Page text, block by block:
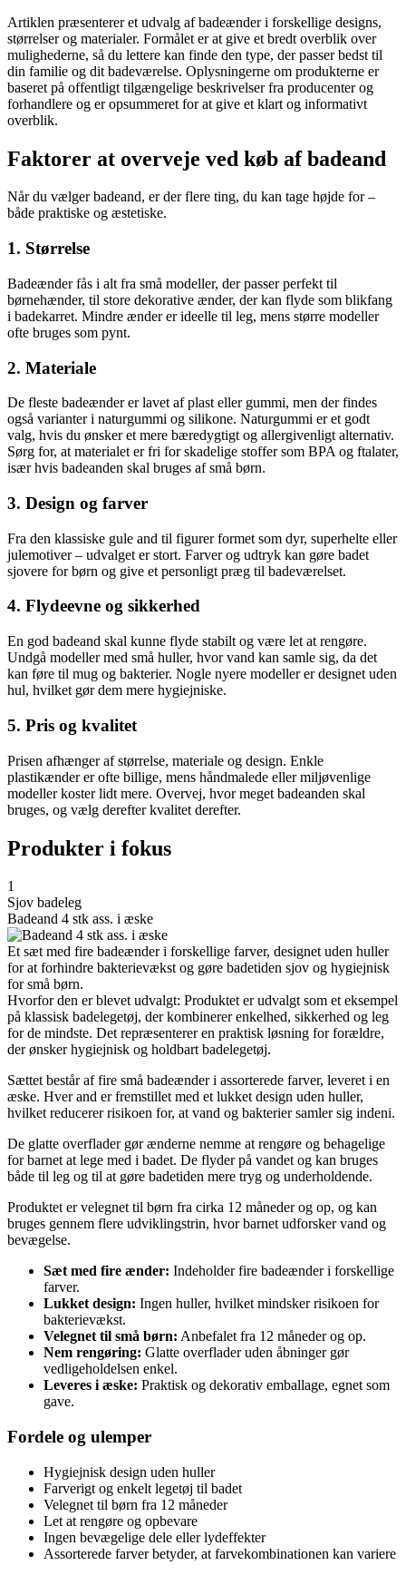
Artiklen præsenterer et udvalg af badeænder i forskellige designs,
størrelser og materialer. Formålet er at give et bredt overblik over
mulighederne, så du lettere kan finde den type, der passer bedst til
din familie og dit badeværelse. Oplysningerne om produkterne er
baseret på offentligt tilgængelige beskrivelser fra producenter og
forhandlere og er opsummeret for at give et klart og informativt
overblik.
Faktorer at overveje ved køb af badeand
Når du vælger badeand, er der flere ting, du kan tage højde for –
både praktiske og æstetiske.
1. Størrelse
Badeænder fås i alt fra små modeller, der passer perfekt til
børnehænder, til store dekorative ænder, der kan flyde som blikfang
i badekarret. Mindre ænder er ideelle til leg, mens større modeller
ofte bruges som pynt.
2. Materiale
De fleste badeænder er lavet af plast eller gummi, men der findes
også varianter i naturgummi og silikone. Naturgummi er et godt
valg, hvis du ønsker et mere bæredygtigt og allergivenligt alternativ.
Sørg for, at materialet er fri for skadelige stoffer som BPA og ftalater,
især hvis badeanden skal bruges af små børn.
3. Design og farver
Fra den klassiske gule and til figurer formet som dyr, superhelte eller
julemotiver – udvalget er stort. Farver og udtryk kan gøre badet
sjovere for børn og give et personligt præg til badeværelset.
4. Flydeevne og sikkerhed
En god badeand skal kunne flyde stabilt og være let at rengøre.
Undgå modeller med små huller, hvor vand kan samle sig, da det
kan føre til mug og bakterier. Nogle nyere modeller er designet uden
hul, hvilket gør dem mere hygiejniske.
5. Pris og kvalitet
Prisen afhænger af størrelse, materiale og design. Enkle
plastikænder er ofte billige, mens håndmalede eller miljøvenlige
modeller koster lidt mere. Overvej, hvor meget badeanden skal
bruges, og vælg derefter kvalitet derefter.
Produkter i fokus
1
Sjov badeleg
Badeand 4 stk ass. i æske
Et sæt med fire badeænder i forskellige farver, designet uden huller
for at forhindre bakterievækst og gøre badetiden sjov og hygiejnisk
for små børn.
Hvorfor den er blevet udvalgt: Produktet er udvalgt som et eksempel
på klassisk badelegetøj, der kombinerer enkelhed, sikkerhed og leg
for de mindste. Det repræsenterer en praktisk løsning for forældre,
der ønsker hygiejnisk og holdbart badelegetøj.
Sættet består af fire små badeænder i assorterede farver, leveret i en
æske. Hver and er fremstillet med et lukket design uden huller,
hvilket reducerer risikoen for, at vand og bakterier samler sig indeni.
De glatte overflader gør ænderne nemme at rengøre og behagelige
for barnet at lege med i badet. De flyder på vandet og kan bruges
både til leg og til at gøre badetiden mere tryg og underholdende.
Produktet er velegnet til børn fra cirka 12 måneder og op, og kan
bruges gennem flere udviklingstrin, hvor barnet udforsker vand og
bevægelse.
Sæt med fire ænder: Indeholder fire badeænder i forskellige
farver.
Lukket design: Ingen huller, hvilket mindsker risikoen for
bakterievækst.
Velegnet til små børn: Anbefalet fra 12 måneder og op.
Nem rengøring: Glatte overflader uden åbninger gør
vedligeholdelsen enkel.
Leveres i æske: Praktisk og dekorativ emballage, egnet som
gave.
Fordele og ulemper
Hygiejnisk design uden huller
Farverigt og enkelt legetøj til badet
Velegnet til børn fra 12 måneder
Let at rengøre og opbevare
Ingen bevægelige dele eller lydeffekter
Assorterede farver betyder, at farvekombinationen kan variere